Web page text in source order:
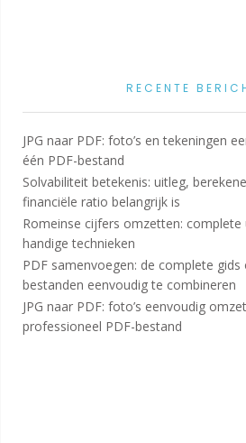
RECENTE
JPG naar PDF: foto’s en tekeningen
één PDF-bestand
Solvabiliteit betekenis: uitleg,
financiële ratio belangrijk is
Romeinse cijfers omzetten:
handige technieken
PDF samenvoegen: de complete
bestanden eenvoudig te combineren
JPG naar PDF: foto’s eenvoudig
professioneel PDF-bestand